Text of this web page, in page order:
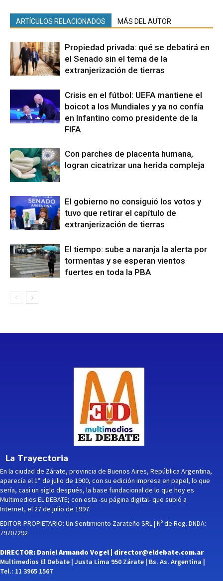
ARTÍCULOS RELACIONADOS MÁS DEL AUTOR
Propiedad privada: qué se debatirá en
el Senado sin el tema de la
extranjerización de tierras
Crisis en el fútbol: UEFA mantiene el
boicot a los Mundiales y ya no confía
en Infantino como presidente de la
FIFA
Con parches de placenta humana,
logran cicatrizar una herida compleja
El gobierno no consiguió los votos y
tuvo que retirar el capítulo de
extranjerización de tierras
El tiempo: sube a naranja la alerta por
tormentas y se esperan vientos
fuertes en toda la PBA
La Trayectoria
En la ciudad de Zárate, provincia de Buenos Aires, República Argentina,
aparecía el 1° de julio de 1900, con su edición impresa en papel, lo que
sería, casi un siglo después, la base fundacional de lo que hoy es
Multimedios EL DEBATE; con esta -su página digital- que subió a
Internet, el 27 de julio de 1997.
EDITOR-PROPIETARIO: Un Sentimiento Zarateño SRL | Nº de Reg. DNDA:
79707292
DIRECTOR: Daniel Armando Vogel | director@eldebate.com.ar
Multimedios El Debate | Justa Lima 950 Zárate | Bs. As. Argentina |
Tel.: 11 3965 1567